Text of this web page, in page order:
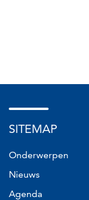
SITEMAP
Onderwerpen
Nieuws
Agenda